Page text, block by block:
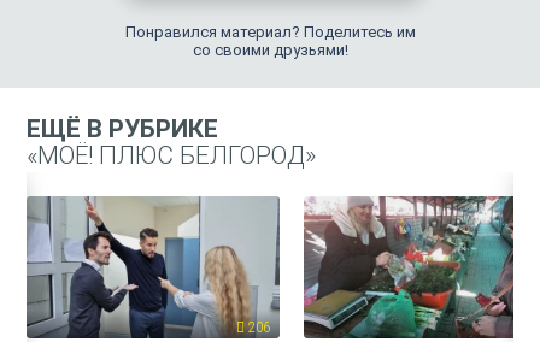
Понравился материал? Поделитесь им
со своими друзьями!
ЕЩЁ В РУБРИКЕ
«МОЁ! ПЛЮС БЕЛГОРОД»
206